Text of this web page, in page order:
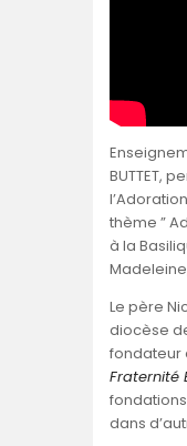
BUTTET,
thème ”
à la
Le père
diocèse
fondateur
Fraternité
dans